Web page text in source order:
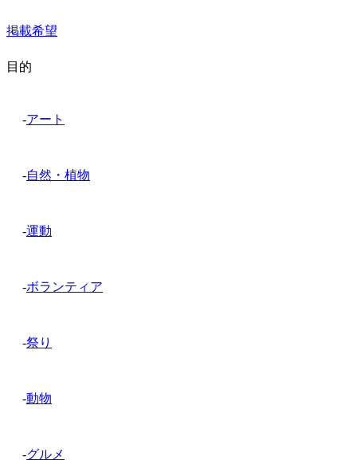
掲載希望
目的
-アート
-自然・植物
-運動
-ボランティア
-祭り
-動物
-グルメ